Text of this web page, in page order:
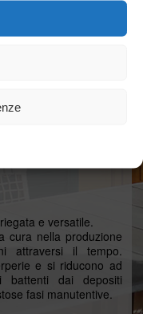
per sostituire le
e versatile.
cura nella produzione
attraversi il tempo.
e si riducono ad
battenti dai depositi
fasi manutentive.